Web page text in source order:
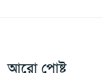
আরো পোষ্ট